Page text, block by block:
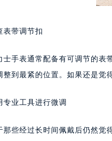
表带调节扣
士手表通常配备有可调节的表
整到最紧的位置。如果还是觉
专业工具进行微调
那些经过长时间佩戴后仍然觉